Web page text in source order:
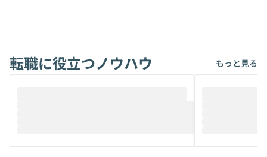
けでなく、想像以上の範囲まで自動化でき
ることは、まだあまり知られていません。
メルカリでの判断基準をもとに「なぜClau
は、評判では
ているAIを選ぶこ
それぞれの本当
転職に役立つノウハウ もっと見る